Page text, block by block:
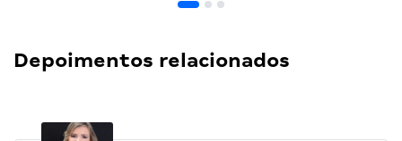
Depoimentos relacionados